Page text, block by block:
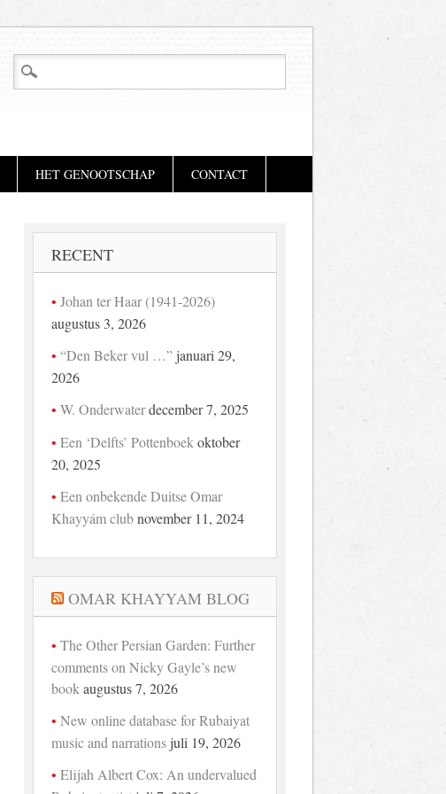
HET GENOOTSCHAP CONTACT
RECENT
Johan ter Haar (1941-2026)
augustus 3, 2026
“Den Beker vul …” januari 29,
2026
W. Onderwater december 7, 2025
Een ‘Delfts’ Pottenboek oktober
20, 2025
Een onbekende Duitse Omar
Khayyám club november 11, 2024
OMAR KHAYYAM BLOG
The Other Persian Garden: Further
comments on Nicky Gayle’s new
book augustus 7, 2026
New online database for Rubaiyat
music and narrations juli 19, 2026
Elijah Albert Cox: An undervalued